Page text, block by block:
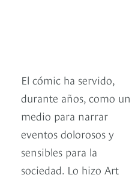
El cómic ha servido,
durante años, como un
medio para narrar
eventos dolorosos y
sensibles para la
sociedad. Lo hizo Art